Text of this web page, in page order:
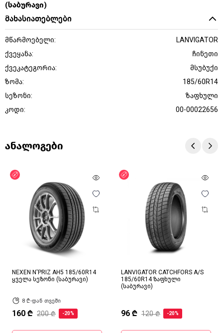
(საბურავი)
მახასიათებლები
მწარმოებელი:
LANVIGATOR
ქვეყანა:
ჩინეთი
ქვეკატეგორია:
მსუბუქი
ზომა:
185/60R14
სეზონი:
ზაფხული
კოდი:
00-00022656
ანალოგები
NEXEN N'PRIZ AH5 185/60R14
ყველა სეზონი (საბურავი)
8 ₾-დან თვეში
160 ₾ 200 ₾ -20%
LANVIGATOR CATCHFORS A/S
185/60R14 ზაფხული
(საბურავი)
96 ₾ 120 ₾ -20%